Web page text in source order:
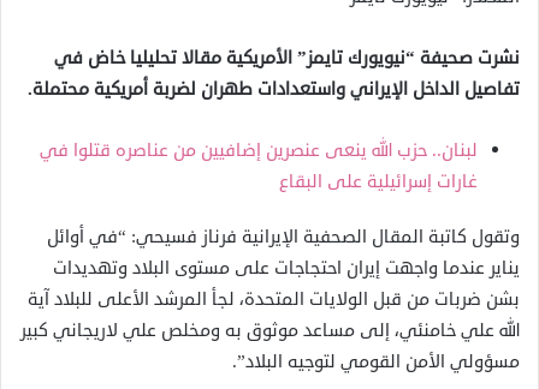
نشرت صحيفة “نيويورك تايمز” الأمريكية مقالا تحليليا خاض في
تفاصيل الداخل الإيراني واستعدادات طهران لضربة أمريكية محتملة.
لبنان.. حزب الله ينعى عنصرين إضافيين من عناصره قتلوا في
غارات إسرائيلية على البقاع
وتقول كاتبة المقال الصحفية الإيرانية فرناز فسيحي: “في أوائل
يناير عندما واجهت إيران احتجاجات على مستوى البلاد وتهديدات
بشن ضربات من قبل الولايات المتحدة، لجأ المرشد الأعلى للبلاد آية
الله علي خامنئي، إلى مساعد موثوق به ومخلص علي لاريجاني كبير
مسؤولي الأمن القومي لتوجيه البلاد”.